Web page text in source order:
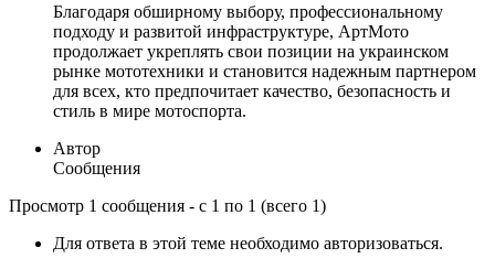
Благодаря обширному выбору, профессиональному
подходу и развитой инфраструктуре, АртМото
продолжает укреплять свои позиции на украинском
рынке мототехники и становится надежным партнером
для всех, кто предпочитает качество, безопасность и
стиль в мире мотоспорта.
Автор
Сообщения
Просмотр 1 сообщения - с 1 по 1 (всего 1)
Для ответа в этой теме необходимо авторизоваться.